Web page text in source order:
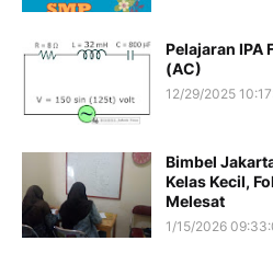
Pelajaran IPA
(AC)
12/29/2025
Bimbel
Kelas Kecil,
Melesat
1/15/2026